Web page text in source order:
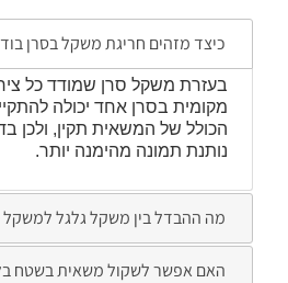
כיצד מזהים חריגת משקל בסרן
בעזרת משקל סרן שמודד כל
מקומית בסרן אחד יכולה
הכולל של המשאית תקין, ולכן
נותנת תמונה מהימנה יותר.
מה ההבדל בין משקל גלגל למשקל
האם אפשר לשקול משאית בשטח